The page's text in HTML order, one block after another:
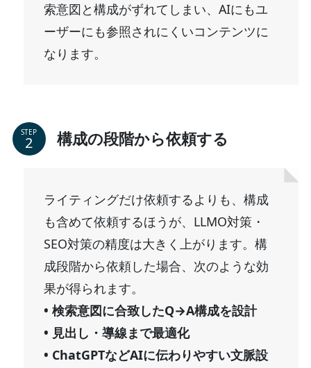
索意図と構成がずれてしまい、AIにもユ
ーザーにも参照されにくいコンテンツに
なります。
STEP 構成の段階から依頼する
ライティングだけ依頼するよりも、構成
も含めて依頼するほうが、LLMO対策・
SEO対策の精度は大きく上がります。構
成段階から依頼した場合、次のような効
果が得られます。
• 検索意図に合致したQ→A構成を設計
• 見出し・導線まで最適化
• ChatGPTなどAIに伝わりやすい文脈設